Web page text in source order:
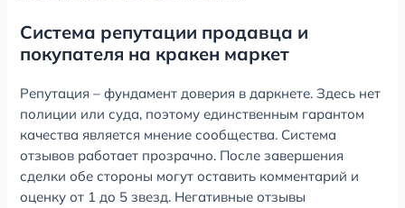
Система репутации продавца и
покупателя на кракен маркет
Репутация – фундамент доверия в даркнете. Здесь нет
полиции или суда, поэтому единственным гарантом
качества является мнение сообщества. Система
отзывов работает прозрачно. После завершения
сделки обе стороны могут оставить комментарий и
оценку от 1 до 5 звезд. Негативные отзывы